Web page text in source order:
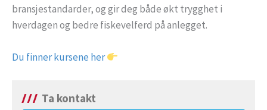
bransjestandarder, og gir deg både økt trygghet i
hverdagen og bedre fiskevelferd på anlegget.
Du finner kursene her
Ta kontakt